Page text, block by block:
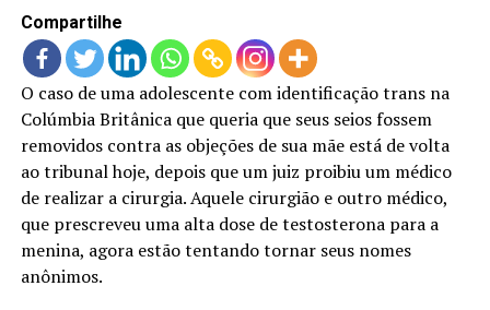
Compartilhe
O caso de uma adolescente com identificação trans na
Colúmbia Britânica que queria que seus seios fossem
removidos contra as objeções de sua mãe está de volta
ao tribunal hoje, depois que um juiz proibiu um médico
de realizar a cirurgia. Aquele cirurgião e outro médico,
que prescreveu uma alta dose de testosterona para a
menina, agora estão tentando tornar seus nomes
anônimos.